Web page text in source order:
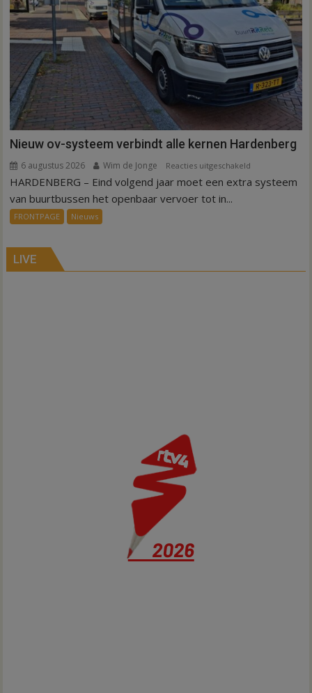
Nieuw ov-systeem verbindt alle kernen Hardenberg
6 augustus 2026 Wim de Jonge Reacties uitgeschakeld
Nieuw
Hardenberg
HARDENBERG – Eind volgend jaar moet een extra systeem
van buurtbussen het openbaar vervoer tot in...
FRONTPAGE Nieuws
LIVE